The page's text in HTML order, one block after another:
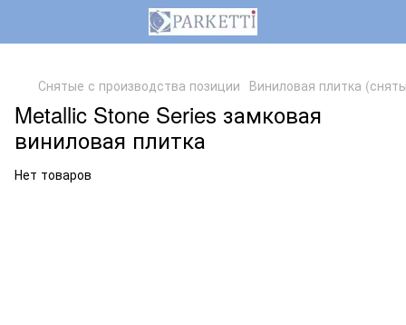
Снятые с производства позиции Виниловая плитка
Metallic Stone Series замковая
виниловая плитка
Нет товаров